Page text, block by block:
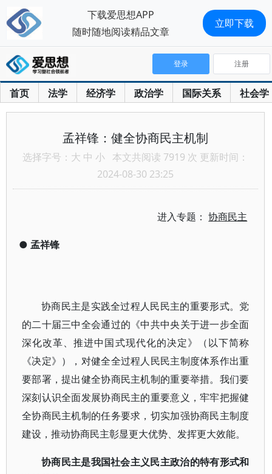
首页 法学 经济学 政治学 国际关系 社会学
登录 注册
孟祥锋：健全协商民主机制
选择字号： 大 中 小 本文共阅读 7919 次 更新时间：
2024-08-30 23:25
进入专题：协商民主
● 孟祥锋
协商民主是实践全过程人民民主的重要形式。党
的二十届三中全会通过的《中共中央关于进一步全面
深化改革、推进中国式现代化的决定》（以下简称
《决定》），对健全全过程人民民主制度体系作出重
要部署，提出健全协商民主机制的重要举措。我们要
深刻认识全面发展协商民主的重要意义，牢牢把握健
全协商民主机制的任务要求，切实加强协商民主制度
建设，推动协商民主彰显更大优势、发挥更大效能。
协商民主是我国社会主义民主政治的特有形式和
下载爱思想APP
随时随地阅读精品文章
立即下载